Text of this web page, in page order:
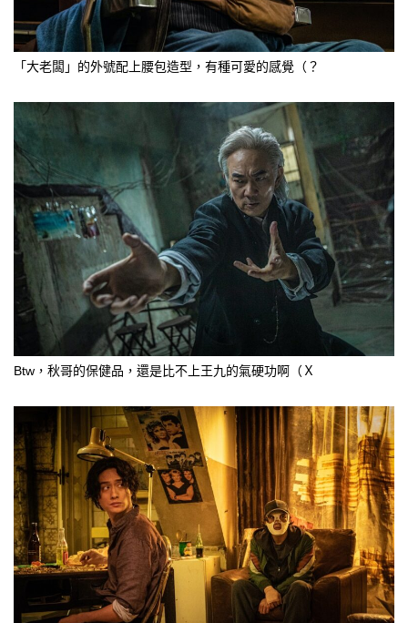
「大老闆」的外號配上腰包造型，有種可愛的感覺（？
Btw，秋哥的保健品，還是比不上王九的氣硬功啊（Ｘ